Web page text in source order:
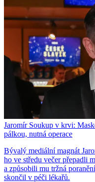
Jaromír Soukup v krvi:
pálkou, nutná operace
Bývalý mediální magnát
ho ve středu večer přepadli
a způsobili mu tržná
skončil v péči lékařů.